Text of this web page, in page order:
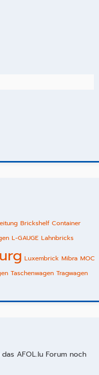
Brickshelf Container
L-GAUGE Lahnbricks
Luxembrick Mibra MOC
Taschenwagen Tragwagen
AFOL.lu Forum noch